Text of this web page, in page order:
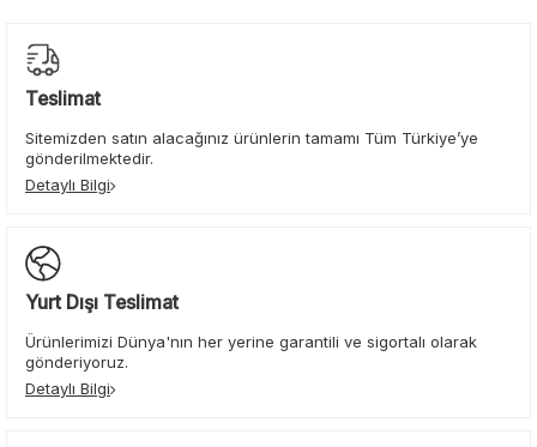
Teslimat
Sitemizden satın alacağınız ürünlerin tamamı Tüm Türkiye’ye
gönderilmektedir.
Detaylı Bilgi
Yurt Dışı Teslimat
Ürünlerimizi Dünya'nın her yerine garantili ve sigortalı olarak
gönderiyoruz.
Detaylı Bilgi